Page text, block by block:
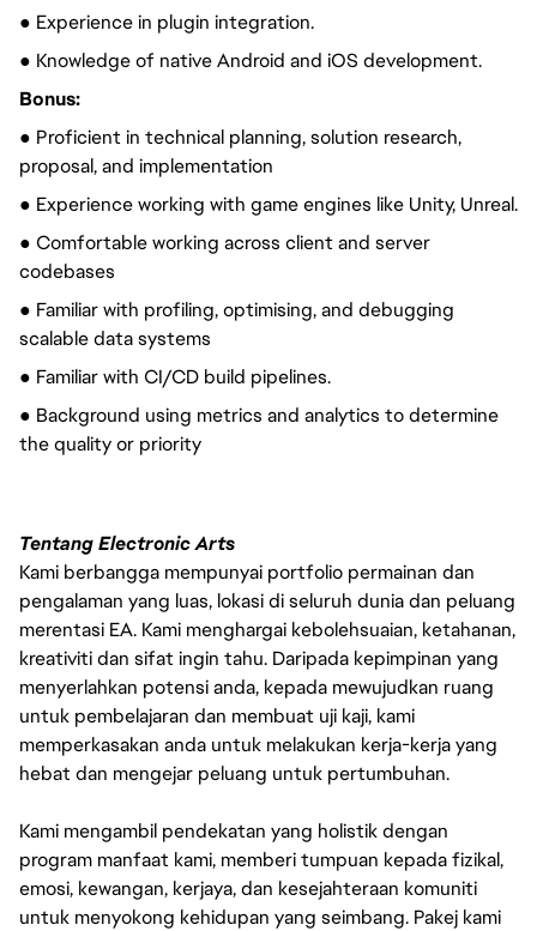
● Experience in plugin integration.
● Knowledge of native Android and iOS development.
Bonus:
● Proficient in technical planning, solution research,
proposal, and implementation
● Experience working with game engines like Unity, Unreal.
● Comfortable working across client and server
codebases
● Familiar with profiling, optimising, and debugging
scalable data systems
● Familiar with CI/CD build pipelines.
● Background using metrics and analytics to determine
the quality or priority
Tentang Electronic Arts
Kami berbangga mempunyai portfolio permainan dan
pengalaman yang luas, lokasi di seluruh dunia dan peluang
merentasi EA. Kami menghargai kebolehsuaian, ketahanan,
kreativiti dan sifat ingin tahu. Daripada kepimpinan yang
menyerlahkan potensi anda, kepada mewujudkan ruang
untuk pembelajaran dan membuat uji kaji, kami
memperkasakan anda untuk melakukan kerja-kerja yang
hebat dan mengejar peluang untuk pertumbuhan.
Kami mengambil pendekatan yang holistik dengan
program manfaat kami, memberi tumpuan kepada fizikal,
emosi, kewangan, kerjaya, dan kesejahteraan komuniti
untuk menyokong kehidupan yang seimbang. Pakej kami